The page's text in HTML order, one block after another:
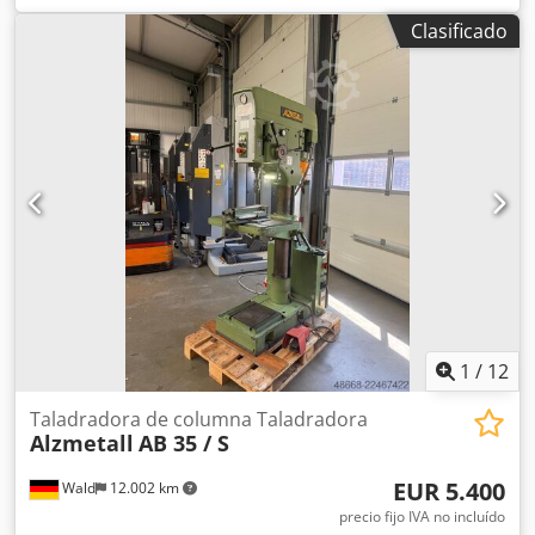
Diámetro máximo de perforación en acero ST 60: 32 mm
Crjdpfx Apjhglvkjcef - Cono de sujeción del husillo de
perforación: MK 3, husillo largo - Carrera del husillo de
perforación: 180 mm - Velocidades del husillo de
perforación, ajustables de forma continua:
aproximadamente 140 - 1600 rpm - 3 avances: 0,1; 0,2; 0,3
mm/rev - Salida (distancia del husillo al soporte): 290 mm -
Distancia máxima entre la mesa y el husillo de perforación:
620 mm - Mesa giratoria con 2 ranuras en T: 450 mm -
Ajuste de altura mediante cremallera y manivela - Sistema
de refrigeración - Motor: 380 V / 0,9 / 1,3 kW - Dimensiones
(aprox.): A 750 x Al 1900 x P 700 mm - Peso (aprox.): 280 kg
Clasificado
1 / 12
Wald 12.002 km
Taladradora de columna Taladradora
Alzmetall AB 35 / S
EUR 5.400
precio fijo IVA no incluído